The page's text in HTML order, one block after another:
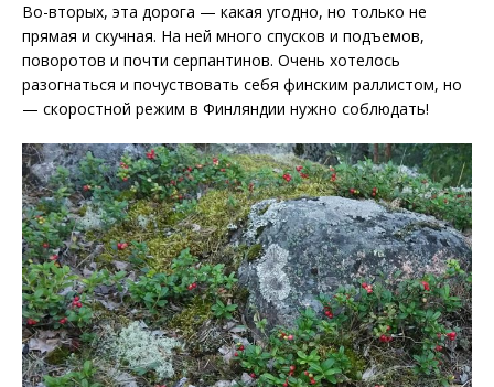
Во-вторых, эта дорога — какая угодно, но только не
прямая и скучная. На ней много спусков и подъемов,
поворотов и почти серпантинов. Очень хотелось
разогнаться и почуствовать себя финским раллистом, но
— скоростной режим в Финляндии нужно соблюдать!